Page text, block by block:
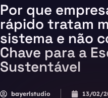
Por que
rápido tratam
sistema e não
Chave para a
Sustentável
bayerlstudio 13/02/